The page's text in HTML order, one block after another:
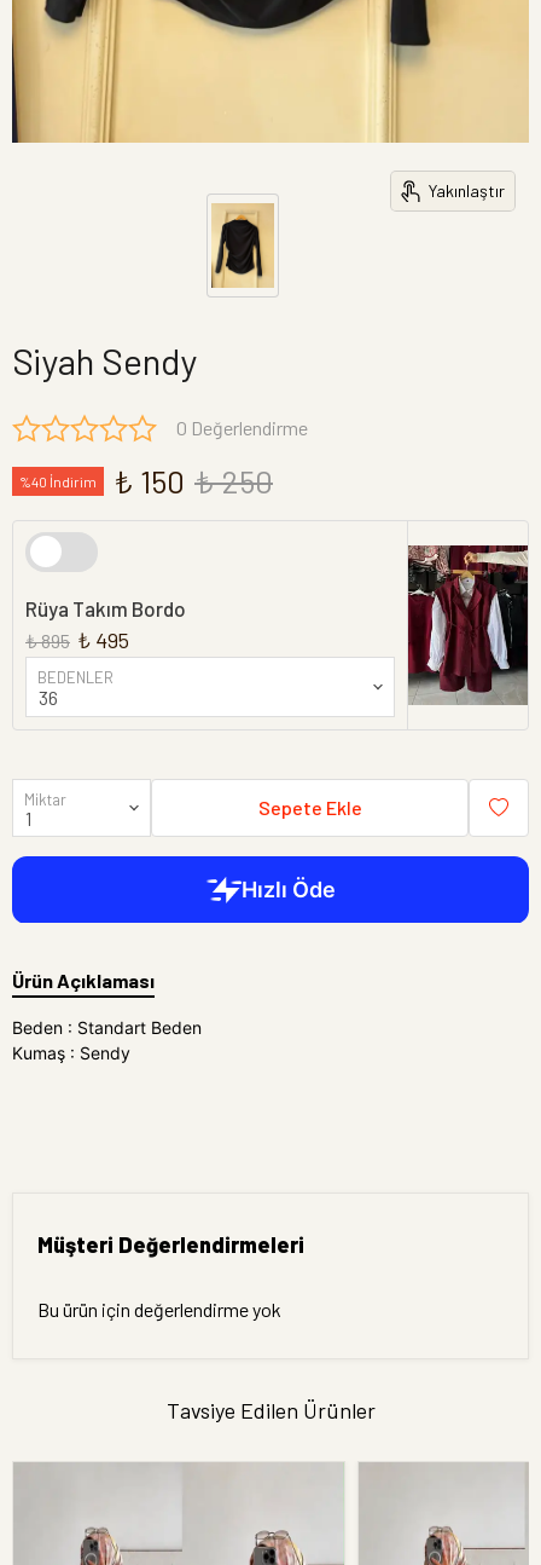
Yakınlaştır
Siyah Sendy
0 Değerlendirme
%40 İndirim ₺ 150 ₺ 250
Rüya Takım Bordo
₺ 895 ₺ 495
BEDENLER
Miktar Sepete Ekle
Ürün Açıklaması
Beden : Standart Beden
Kumaş : Sendy
Müşteri Değerlendirmeleri
Bu ürün için değerlendirme yok
Tavsiye Edilen Ürünler